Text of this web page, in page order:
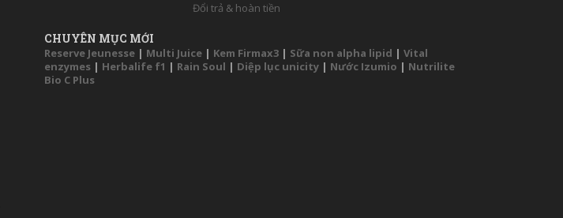
Đổi trả & hoàn tiền
CHUYÊN MỤC MỚI
Reserve Jeunesse | Multi Juice | Kem Firmax3 | Sữa non alpha lipid | Vital
enzymes | Herbalife f1 | Rain Soul | Diệp lục unicity | Nước Izumio | Nutrilite
Bio C Plus